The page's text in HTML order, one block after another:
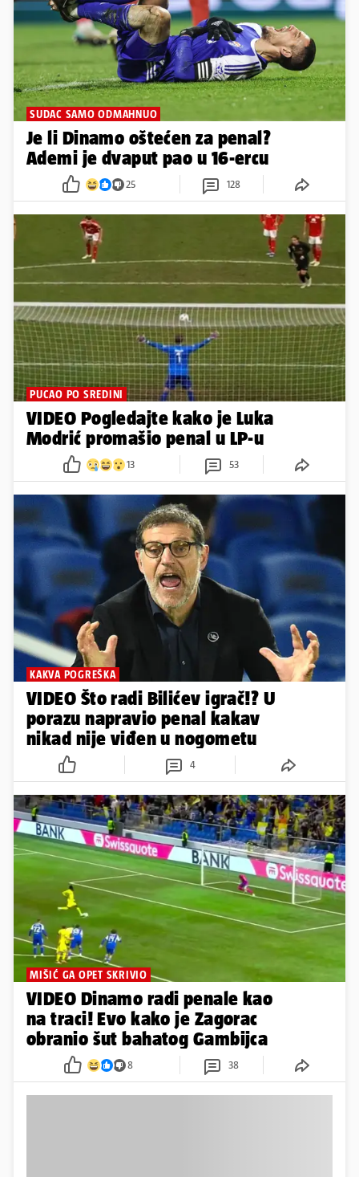
SUDAC SAMO ODMAHNUO
Je li Dinamo oštećen za penal?
Ademi je dvaput pao u 16-ercu
25 128
PUCAO PO SREDINI
VIDEO Pogledajte kako je Luka
Modrić promašio penal u LP-u
13 53
KAKVA POGREŠKA
VIDEO Što radi Bilićev igrač!? U
porazu napravio penal kakav
nikad nije viđen u nogometu
4
MIŠIĆ GA OPET SKRIVIO
VIDEO Dinamo radi penale kao
na traci! Evo kako je Zagorac
obranio šut bahatog Gambijca
8 38